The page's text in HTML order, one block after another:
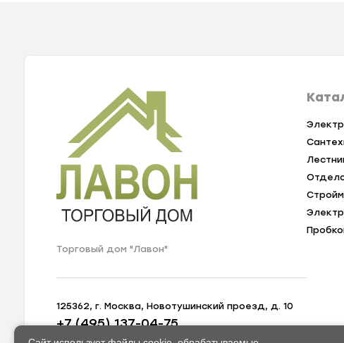
Торговый дом "Лавон"
125362, г. Москва, Новотушинский проезд, д. 10
+7 (495) 137-04-75
zakaz@lavon-shop.ru